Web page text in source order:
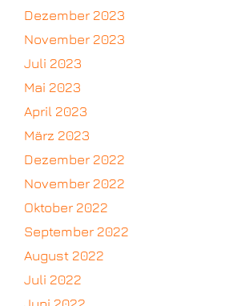
Dezember 2023
November 2023
Juli 2023
Mai 2023
April 2023
März 2023
Dezember 2022
November 2022
Oktober 2022
September 2022
August 2022
Juli 2022